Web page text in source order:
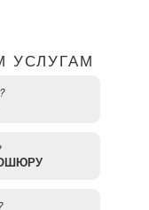
УСЛУГАМ